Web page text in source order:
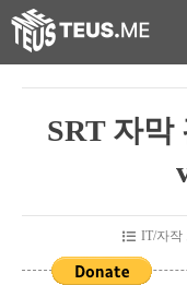
SRT 자막
IT/자작